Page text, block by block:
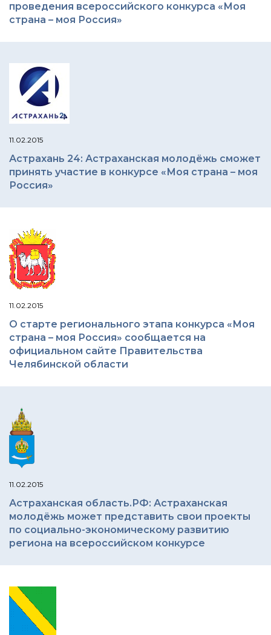
проведения всероссийского конкурса «Моя
страна – моя Россия»
11.02.2015
Астрахань 24: Астраханская молодёжь сможет
принять участие в конкурсе «Моя страна – моя
Россия»
11.02.2015
О старте регионального этапа конкурса «Моя
страна – моя Россия» сообщается на
официальном сайте Правительства
Челябинской области
11.02.2015
Астраханская область.РФ: Астраханская
молодёжь может представить свои проекты
по социально-экономическому развитию
региона на всероссийском конкурсе